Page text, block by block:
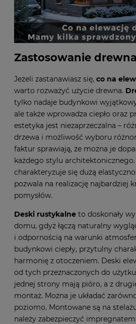
Zastosowanie
Jeżeli zastanawiasz się, co na
warto rozważyć użycie drewna.
tylko nadaje budynkowi
ale także wprowadza ciepło oraz
estetyka jest niezaprzeczalna –
drzewa i możliwość wyboru
faktur sprawiają, że można je
każdego stylu
charakteryzuje się dużą
pozwala na realizację najbardziej
pomysłów.
Deski rustykalne to doskonały
domu, gdyż łączą naturalny
i odpornością na warunki
budynkowi ciepły, przytulny
harmonię z otoczeniem. Deski
od tych przeznaczonych do
jednej strony mają pióro, a z
montaż. Można je układać
poziomo. Montowane są na
należy zabezpieczyć